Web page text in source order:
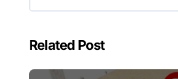
Related Post